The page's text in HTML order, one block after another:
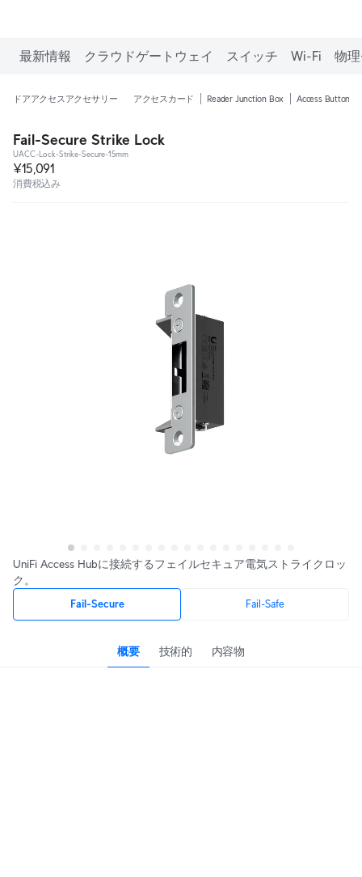
最新情報 クラウドゲートウェイ スイッチ Wi-Fi 物
ドアアクセスアクセサリー アクセスカード Reader Junction Box Access Button
Fail-Secure Strike Lock
UACC-Lock-Strike-Secure-15mm
¥15,091
消費税込み
UniFi Access Hubに接続するフェイルセキュア電気ストライクロッ
ク。
Fail-Secure Fail-Safe
概要 技術的 内容物